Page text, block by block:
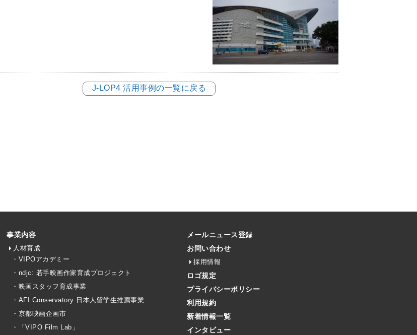
J-LOP4 活用事例の一覧に戻る
事業内容
人材育成
・VIPOアカデミー
・ndjc: 若手映画作家育成プロジェクト
・映画スタッフ育成事業
・AFI Conservatory 日本人留学生推薦事業
・京都映画企画市
・「VIPO Film Lab」
メールニュース登録
お問い合わせ
採用情報
ロゴ規定
プライバシーポリシー
利用規約
新着情報一覧
インタビュー